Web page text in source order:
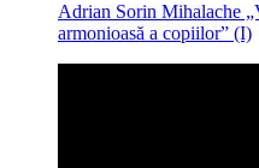
Adrian Sorin Mihalache
armonioasă a copiilor” (I)